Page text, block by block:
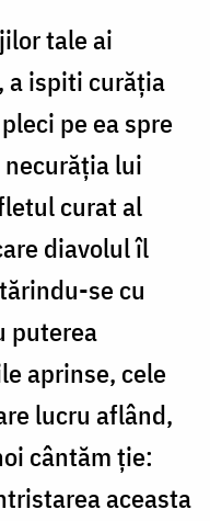
tale ai
a ispiti curăția
pe ea spre
necurăția lui
curat al
diavolul îl
se cu
puterea
aprinse, cele
lucru aflând,
cântăm ție:
aceasta